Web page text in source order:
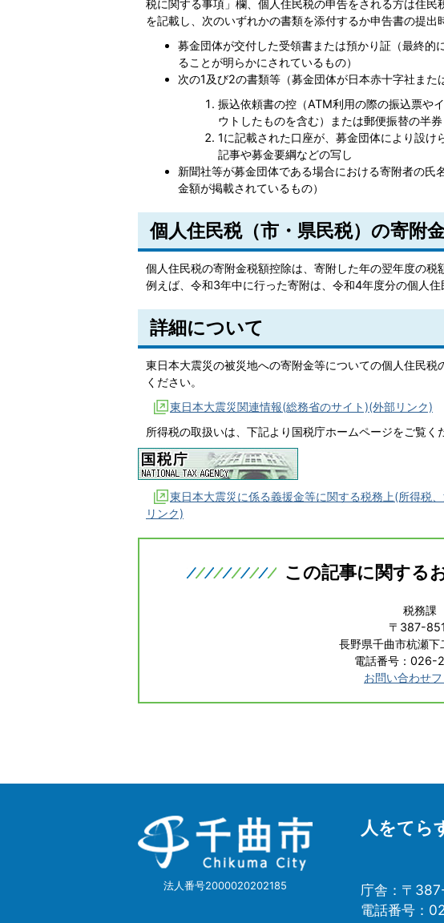
税に関する事項」欄、個人住民税の申告をされる方は住
を記載し、次のいずれかの書類を添付するか申告書の提出
募金団体が交付した受領書または預かり証（最終
ることが明らかにされているもの）
次の1及び2の書類等（募金団体が日本赤十字社また
振込依頼書の控（ATM利用の際の振込票や
ウトしたものを含む）または郵便振替の半券
1に記載された口座が、募金団体により設
記事や募金要綱などの写し
新聞社等が募金団体である場合における寄附者の
金額が掲載されているもの）
個人住民税（市・県民税）の寄附
個人住民税の寄附金税額控除は、寄附した年の翌年度の税
例えば、令和3年中に行った寄附は、令和4年度分の個人住
詳細について
東日本大震災の被災地への寄附金等についての個人住民
ください。
東日本大震災関連情報(総務省のサイト)(外部リンク)
所得税の取扱いは、下記より国税庁ホームページをご覧く
東日本大震災に係る義援金等に関する税務上(所得税
リンク)
この記事に関する
税務課
〒387-
長野県千曲市杭瀬下
電話番号：026-
お問い合わせ
千
曲
市
Chikuma
法人番号2000020202185
人をて
庁舎：〒
電話番号：